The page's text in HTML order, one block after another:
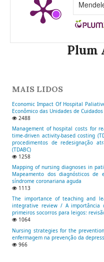
Plum
MAIS LIDOS
Economic Impact Of Hospital
Econômico das Unidades de
2488
Management of hospital costs for
time-driven activity-based costing
procedimentos de redesignação
(TDABC)
1258
Mapping of nursing diagnoses in
Mapeamento dos diagnósticos de
síndrome coronariana aguda
1113
The importance of teaching and
integrative review / A importância
primeiros socorros para leigos:
1064
Nursing strategies for the
enfermagem na prevenção da
966